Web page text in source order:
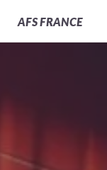
AFSFRANCE